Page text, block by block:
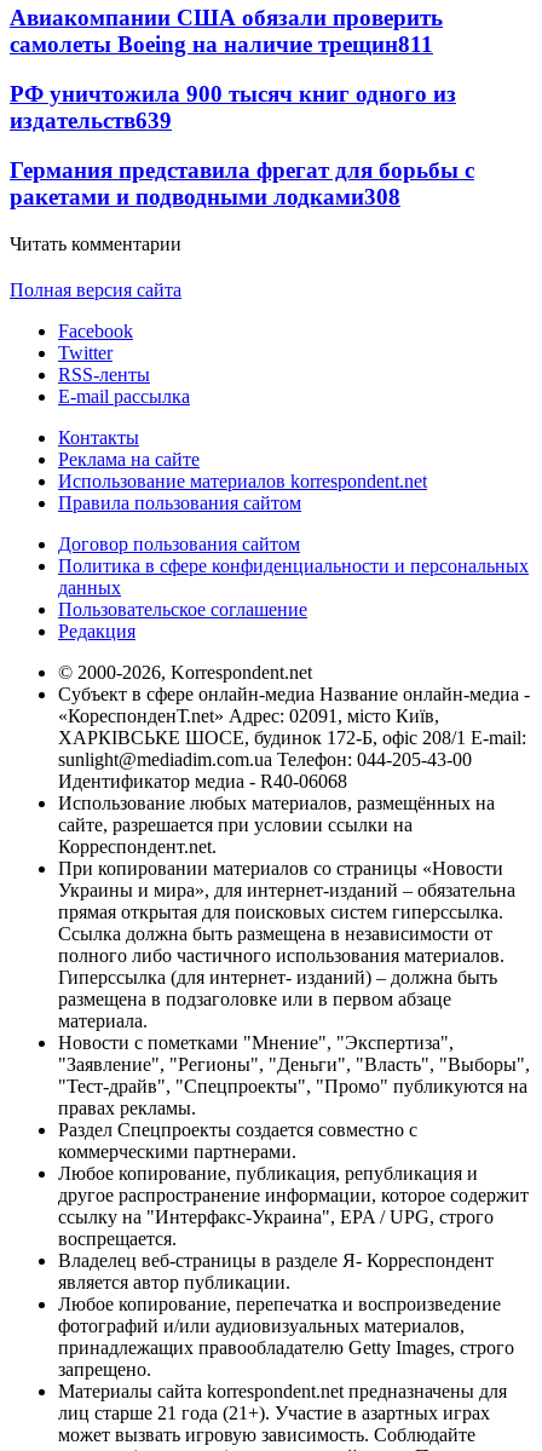
Авиакомпании США обязали проверить
самолеты Boeing на наличие трещин811
РФ уничтожила 900 тысяч книг одного из
издательств639
Германия представила фрегат для борьбы с
ракетами и подводными лодками308
Читать комментарии
Полная версия сайта
Facebook
Twitter
RSS-ленты
E-mail рассылка
Контакты
Реклама на сайте
Использование материалов korrespondent.net
Правила пользования сайтом
Договор пользования сайтом
Политика в сфере конфиденциальности и персональных
данных
Пользовательское соглашение
Редакция
© 2000-2026, Korrespondent.net
Субъект в сфере онлайн-медиа Название онлайн-медиа -
«КореспонденТ.net» Адрес: 02091, місто Київ,
ХАРКІВСЬКЕ ШОСЕ, будинок 172-Б, офіс 208/1 E-mail:
sunlight@mediadim.com.ua Телефон: 044-205-43-00
Идентификатор медиа - R40-06068
Использование любых материалов, размещённых на
сайте, разрешается при условии ссылки на
Корреспондент.net.
При копировании материалов со страницы «Новости
Украины и мира», для интернет-изданий – обязательна
прямая открытая для поисковых систем гиперссылка.
Ссылка должна быть размещена в независимости от
полного либо частичного использования материалов.
Гиперссылка (для интернет- изданий) – должна быть
размещена в подзаголовке или в первом абзаце
материала.
Новости с пометками "Мнение", "Экспертиза",
"Заявление", "Регионы", "Деньги", "Власть", "Выборы",
"Тест-драйв", "Спецпроекты", "Промо" публикуются на
правах рекламы.
Раздел Спецпроекты создается совместно с
коммерческими партнерами.
Любое копирование, публикация, републикация и
другое распространение информации, которое содержит
ссылку на "Интерфакс-Украина", EPA / UPG, строго
воспрещается.
Владелец веб-страницы в разделе Я- Корреспондент
является автор публикации.
Любое копирование, перепечатка и воспроизведение
фотографий и/или аудиовизуальных материалов,
принадлежащих правообладателю Getty Images, строго
запрещено.
Материалы сайта korrespondent.net предназначены для
лиц старше 21 года (21+). Участие в азартных играх
может вызвать игровую зависимость. Соблюдайте